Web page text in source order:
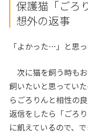
保護猫「ごろ
想外の返事
「よかった…」と思
次に猫を飼う時も
飼いたいと思ってい
らごろりんと相性の
返信をしたら「ごろ
に飢えているので、